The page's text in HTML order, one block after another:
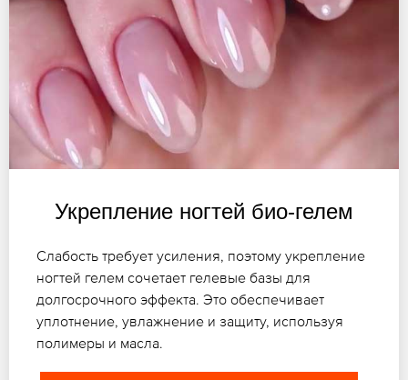
Укрепление ногтей био-гелем
Слабость требует усиления, поэтому укрепление
ногтей гелем сочетает гелевые базы для
долгосрочного эффекта. Это обеспечивает
уплотнение, увлажнение и защиту, используя
полимеры и масла.